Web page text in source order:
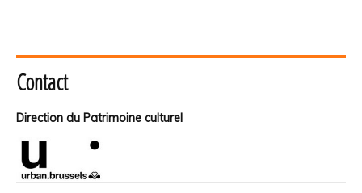
Contact
Direction du Patrimoine culturel